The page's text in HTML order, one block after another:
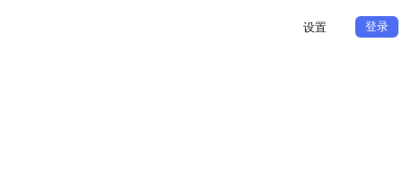
设置 登录